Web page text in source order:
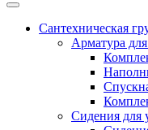
Сантехническая
Арматура
Сидения для